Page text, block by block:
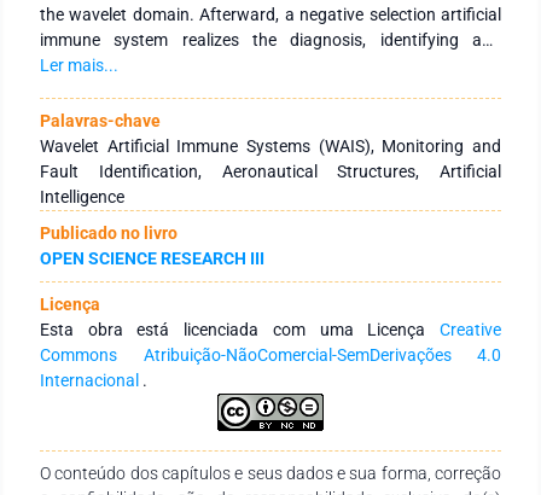
the wavelet domain. Afterward, a negative selection artificial
immune system realizes the diagnosis, identifying and
classifying the failures. The main application of this
order to identify and characterize the flaws, as well as
perform the decisions aiming at avoiding accidents or
disasters. In order to evaluate this methodology, we carried
out the modeling and simulation of signals from a numerical
model of an aluminum beam, representing an aircraft
structure such as a wing. The results demonstrate the
robustness and accuracy methodology.
Ler mais...
Palavras-chave
Wavelet Artificial Immune Systems (WAIS), Monitoring and
Fault Identification, Aeronautical Structures, Artificial
Intelligence
Publicado no livro
OPEN SCIENCE RESEARCH III
Licença
Esta obra está licenciada com uma Licença Creative
Commons Atribuição-NãoComercial-SemDerivações 4.0
Internacional .
O conteúdo dos capítulos e seus dados e sua forma, correção